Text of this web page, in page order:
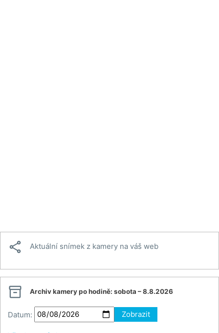
 Aktuální snímek z kamery na váš web
 Archiv kamery po hodině: sobota – 8.8.2026
Datum: Zobrazit